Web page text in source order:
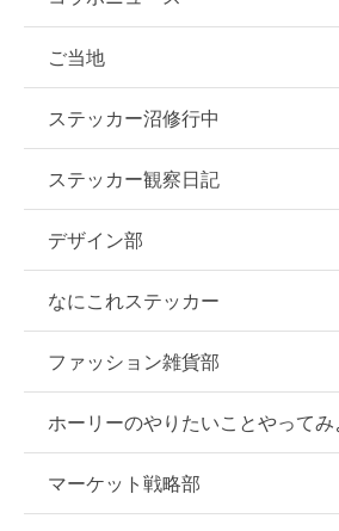
ご当地
ステッカー沼修行中
ステッカー観察日記
デザイン部
なにこれステッカー
ファッション雑貨部
ホーリーのやりたいことやってみ
マーケット戦略部